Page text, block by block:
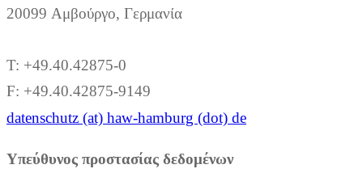
20099 Αμβούργο, Γερμανία
T: +49.40.42875-0
F: +49.40.42875-9149
datenschutz (at) haw-hamburg (dot) de
Υπεύθυνος προστασίας δεδομένων